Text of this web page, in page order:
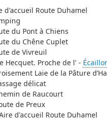
Route Duhamel
du Pont à Chiens
du Chêne Cuplet
de Vivreuil
Hecquet. Proche de l' -
Laie de la Pâture
délicat
de Raucourt
de Preux
d'accueil Route Duhamel